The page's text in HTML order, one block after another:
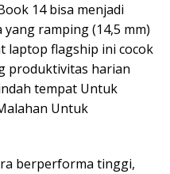
14 bisa menjadi
ramping (14,5 mm)
laptop flagship ini cocok
produktivitas harian
tempat Untuk
Untuk
berperforma tinggi,